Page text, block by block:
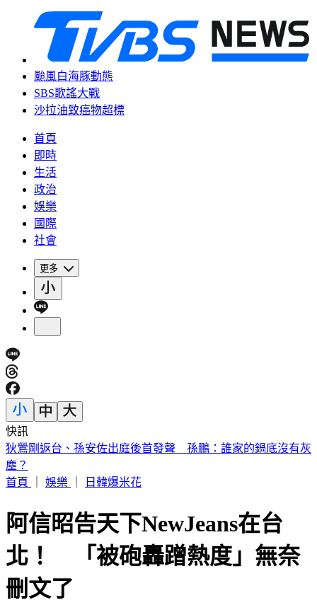
颱風白海豚動態
SBS歌謠大戰
沙拉油致癌物超標
首頁
即時
生活
政治
娛樂
國際
社會
更多
快訊
退休軍公教月退金傳加碼近6％ 行政院：最晚10月與立院溝
通
首頁
娛樂 日韓爆米花
阿信昭告天下NewJeans在台
北！ 「被砲轟蹭熱度」無奈
刪文了